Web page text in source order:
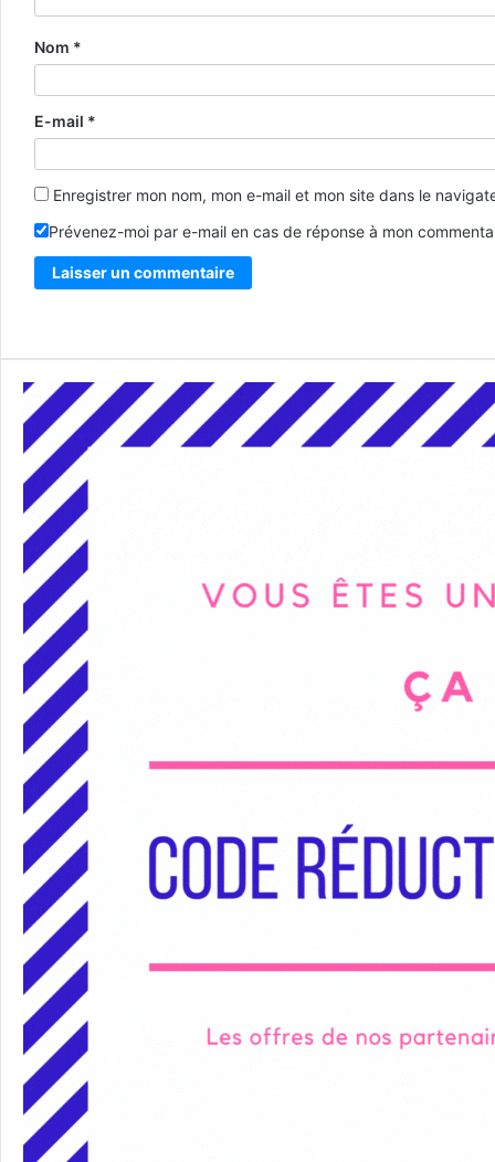
Nom *
E-mail *
Enregistrer mon nom, mon e-mail et mon site dans le
Prévenez-moi par e-mail en cas de réponse à mon